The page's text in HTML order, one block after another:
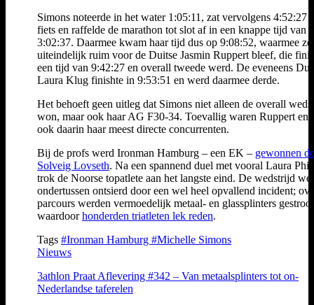
Simons noteerde in het water 1:05:11, zat vervolgens 4:52:27
fiets en raffelde de marathon tot slot af in een knappe tijd van
3:02:37. Daarmee kwam haar tijd dus op 9:08:52, waarmee ze
uiteindelijk ruim voor de Duitse Jasmin Ruppert bleef, die
een tijd van 9:42:27 en overall tweede werd. De eveneens
Laura Klug finishte in 9:53:51 en werd daarmee derde.
Het behoeft geen uitleg dat Simons niet alleen de overall
won, maar ook haar AG F30-34. Toevallig waren Ruppert en
ook daarin haar meest directe concurrenten.
Bij de profs werd Ironman Hamburg – een EK – gewonnen
Solveig Lovseth. Na een spannend duel met vooral Laura
trok de Noorse topatlete aan het langste eind. De wedstrijd
ondertussen ontsierd door een wel heel opvallend incident;
parcours werden vermoedelijk metaal- en glassplinters
waardoorhonderden triatleten lek reden.
Tags #Ironman Hamburg #Michelle Simons
Nieuws
3athlon Praat Aflevering #342 – Van metaalsplinters tot on-
Nederlandse taferelen